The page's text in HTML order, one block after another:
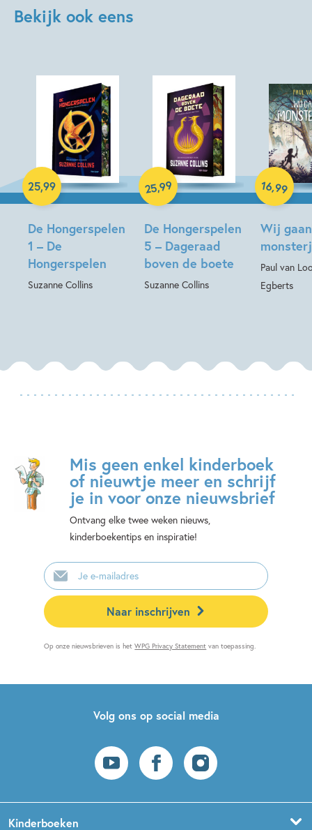
Bekijk ook eens
De Hongerspelen
1 – De
Hongerspelen
Suzanne Collins
25,99
Hardcover
De Hongerspelen
5 – Dageraad
boven de boete
Suzanne Collins
25,99
Hardcover
Wij
Paul van
Egberts
16,99
Hardcover
Mis geen enkel kinderboek
of nieuwtje meer en schrijf
je in voor onze nieuwsbrief
Ontvang elke twee weken nieuws,
kinderboekentips en inspiratie!
E-
mailadres
Naar inschrijven
Op onze nieuwsbrieven is hetWPG Privacy Statement van toepassing.
Volg ons op social media
Kinderboeken